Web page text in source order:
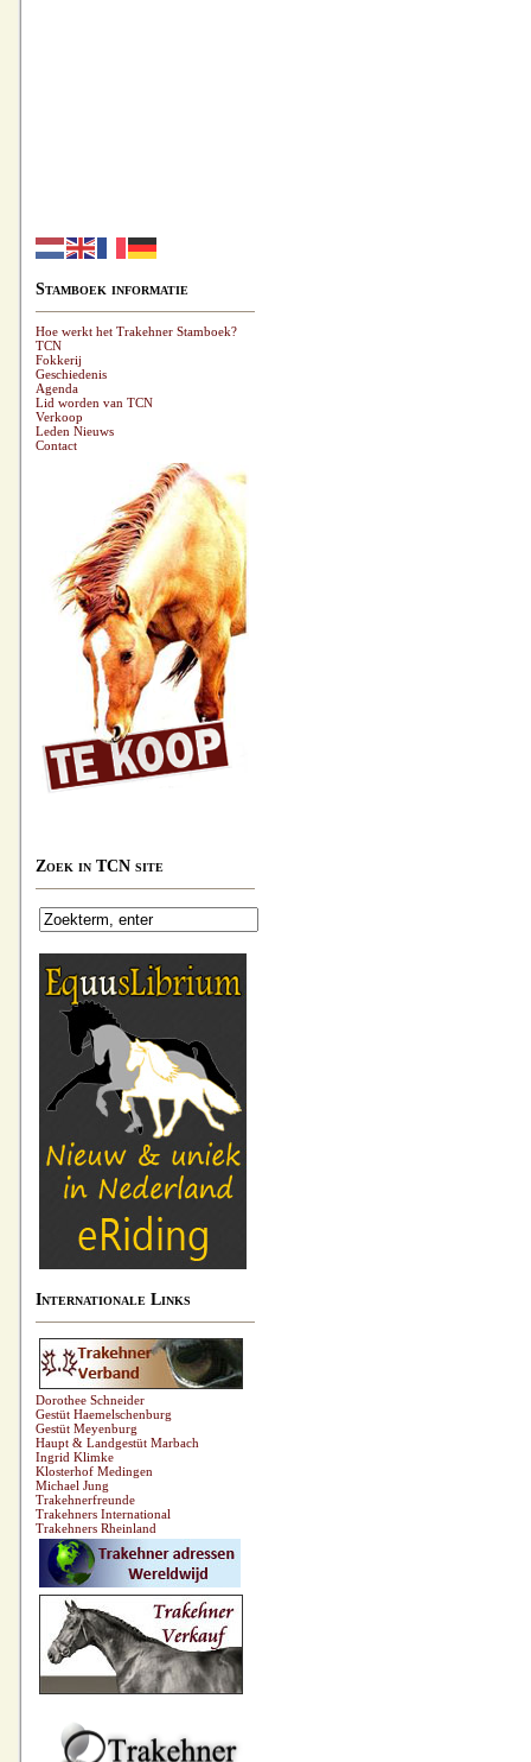
Stamboek informatie
Hoe werkt het Trakehner Stamboek?
TCN
Fokkerij
Geschiedenis
Agenda
Lid worden van TCN
Verkoop
Leden Nieuws
Contact
Zoek in TCN site
Internationale Links
Dorothee Schneider
Gestüt Haemelschenburg
Gestüt Meyenburg
Haupt & Landgestüt Marbach
Ingrid Klimke
Klosterhof Medingen
Michael Jung
Trakehnerfreunde
Trakehners International
Trakehners Rheinland